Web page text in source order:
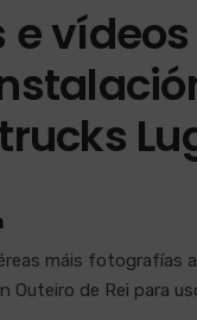
e
máis fotografías
Outeiro de Rei para